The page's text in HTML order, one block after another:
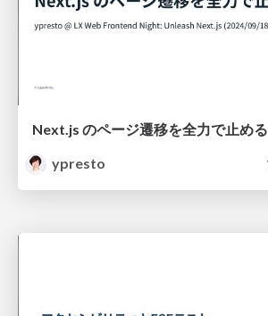
Next.js のページ遷移を全力で止める
ypresto